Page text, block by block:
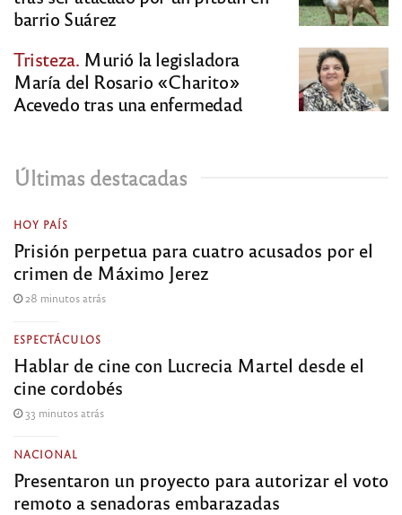
barrio Suárez
Tristeza. Murió la legisladora
María del Rosario «Charito»
Acevedo tras una enfermedad
Últimas destacadas
HOY PAÍS
Prisión perpetua para cuatro acusados por el
crimen de Máximo Jerez
28 minutos atrás
ESPECTÁCULOS
Hablar de cine con Lucrecia Martel desde el
cine cordobés
33 minutos atrás
NACIONAL
Presentaron un proyecto para autorizar el voto
remoto a senadoras embarazadas